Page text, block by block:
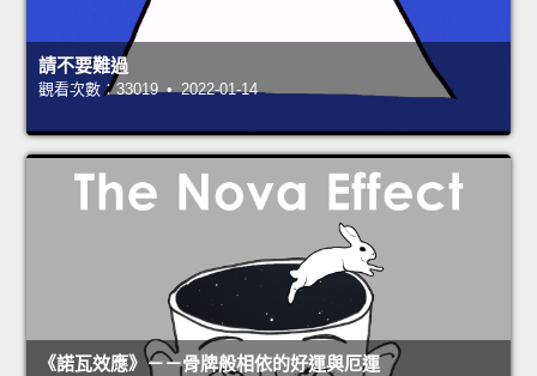
請不要難過
觀看次數：33019 • 2022-01-14
《諾瓦效應》－－骨牌般相依的好運與厄運